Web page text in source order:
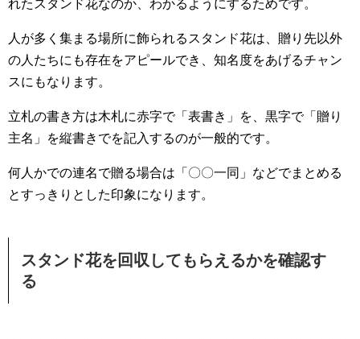
れたスタンド花なのか、わかるようにするためです。
人が多く集まる場所に飾られるスタンド花は、贈り先以外
の人たちにも存在をアピールでき、知名度をあげるチャン
スにもなります。
立札の書き方は木札に赤字で「表書き」を、黒字で「贈り
主名」を縦書きでを記入するのが一般的です。
何人かでの連名で贈る場合は「〇〇一同」などでまとめる
とすっきりとした印象になります。
スタンド花を回収してもらえるかを確認す
る